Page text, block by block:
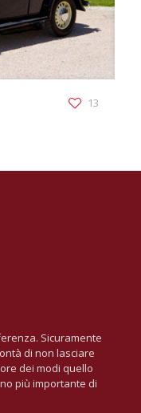
13
Sicuramente
di non lasciare
dei modi quello
più importante di